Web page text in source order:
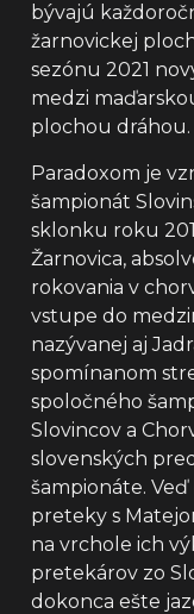
bývajú
žarnovickej
sezónu 2021
medzi
plochou dráhou.
Paradoxom je
šampionát
sklonku roku
Žarnovica,
rokovania v
vstupe do
nazývanej aj
spomínanom
spoločného
Slovincov a
slovenských
šampionáte.
preteky s
na vrchole ich
pretekárov zo
dokonca ešte